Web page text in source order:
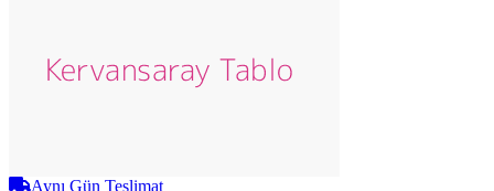
Aynı Gün Teslimat